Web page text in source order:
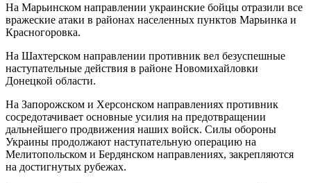
На Марьинском направлении украинские бойцы отразили все
вражеские атаки в районах населенных пунктов Марьинка и
Красногоровка.
На Шахтерском направлении противник вел безуспешные
наступательные действия в районе Новомихайловки
Донецкой области.
На Запорожском и Херсонском направлениях противник
сосредотачивает основные усилия на предотвращении
дальнейшего продвижения наших войск. Силы обороны
Украины продолжают наступательную операцию на
Мелитопольском и Бердянском направлениях, закрепляются
на достигнутых рубежах.